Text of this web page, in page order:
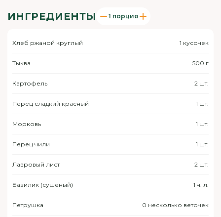
ИНГРЕДИЕНТЫ 1 порция
Хлеб ржаной круглый 1 кусочек
Тыква 500 г
Картофель 2 шт.
Перец сладкий красный 1 шт.
Морковь 1 шт.
Перец чили 1 шт.
Лавровый лист 2 шт.
Базилик (сушеный) 1 ч. л.
Петрушка 0 несколько веточек